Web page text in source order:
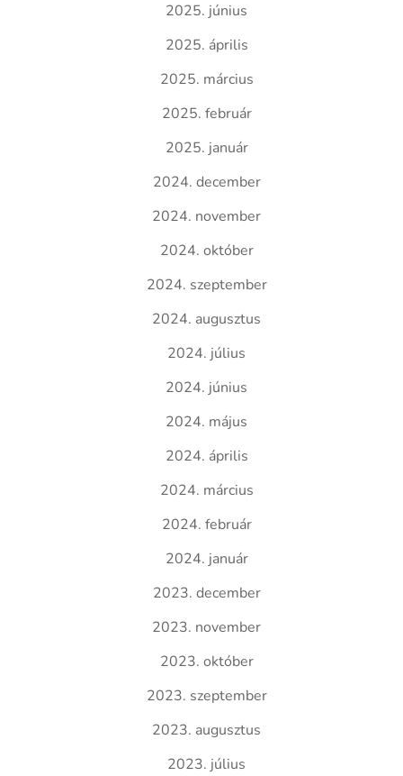
2025. június
2025. április
2025. március
2025. február
2025. január
2024. december
2024. november
2024. október
2024. szeptember
2024. augusztus
2024. július
2024. június
2024. május
2024. április
2024. március
2024. február
2024. január
2023. december
2023. november
2023. október
2023. szeptember
2023. augusztus
2023. július